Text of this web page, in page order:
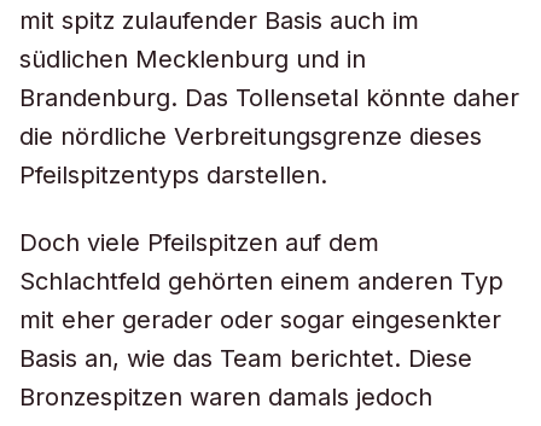
mit spitz zulaufender Basis auch im
südlichen Mecklenburg und in
Brandenburg. Das Tollensetal könnte daher
die nördliche Verbreitungsgrenze dieses
Pfeilspitzentyps darstellen.
Doch viele Pfeilspitzen auf dem
Schlachtfeld gehörten einem anderen Typ
mit eher gerader oder sogar eingesenkter
Basis an, wie das Team berichtet. Diese
Bronzespitzen waren damals jedoch